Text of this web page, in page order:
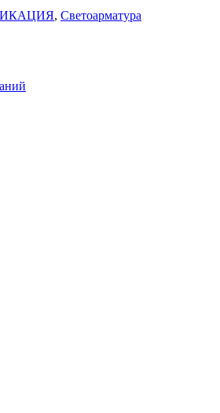
, Светоарматура